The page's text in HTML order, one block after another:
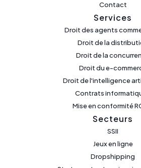
Contact
Services
Droit des agents
Droit de la
Droit de la
Droit du e-
Droit de l'intelligence
Contrats
Mise en conformité
Secteurs
SSII
Jeux en ligne
Dropshipping